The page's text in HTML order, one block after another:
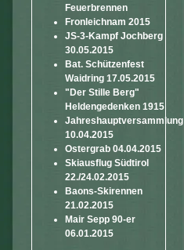
Feuerbrennen
Fronleichnam 2015
JS-3-Kampf Jochberg
30.05.2015
Bat. Schützenfest
Waidring 17.05.2015
"Der Stille Berg"
Heldengedenken 1915
Jahreshauptversammlung
10.04.2015
Ostergrab 04.04.2015
Skiausflug Südtirol
22./24.02.2015
Baons-Skirennen
21.02.2015
Mair Sepp 90-er
06.01.2015